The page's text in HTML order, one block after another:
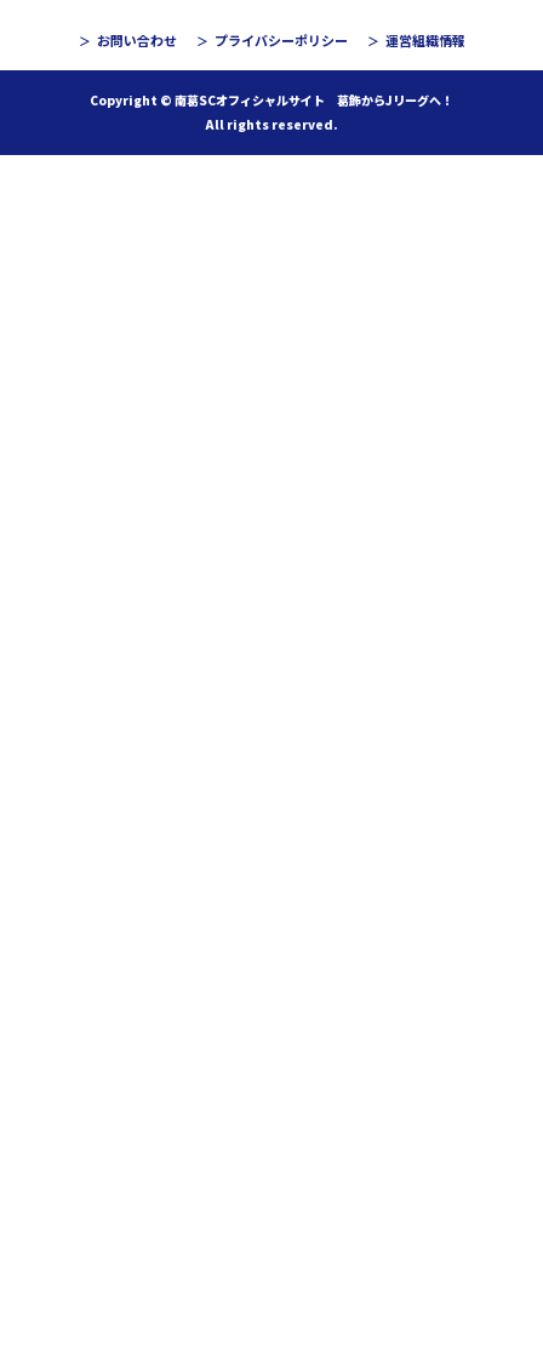
お問い合わせ プライバシーポリシー 運営組織情報
Copyright © 南葛SCオフィシャルサイト 葛飾からJリーグへ！
All rights reserved.